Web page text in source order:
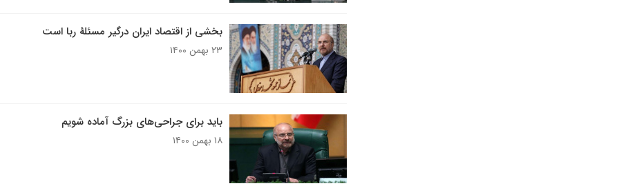
بخشی از اقتصاد ایران درگیر مسئلۀ ربا است
۲۳ بهمن ۱۴۰۰
باید برای جراحی‌های بزرگ آماده شویم
۱۸ بهمن ۱۴۰۰